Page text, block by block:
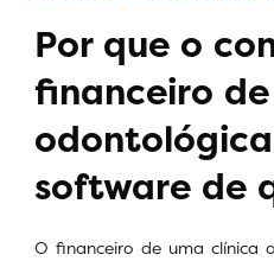
Por que o
financeiro
software de
O financeiro de uma clínica